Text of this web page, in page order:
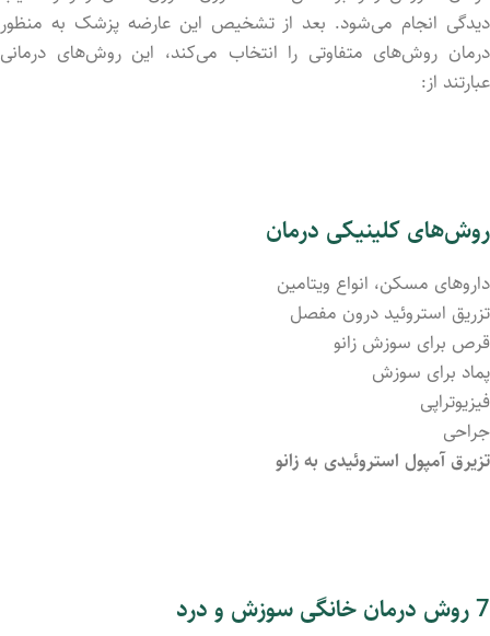
دیدگی انجام می‌شود. بعد از تشخیص این عارضه پزشک به منظور
درمان روش‌های متفاوتی را انتخاب می‌کند، این روش‌های درمانی
عبارتند از:
روش‌های کلینیکی درمان
داروهای مسکن، انواع ویتامین
تزریق استروئید درون مفصل
قرص برای سوزش زانو
پماد برای سوزش
فیزیوتراپی
جراحی
تزیرق آمپول استروئیدی به زانو
7 روش درمان خانگی سوزش و درد